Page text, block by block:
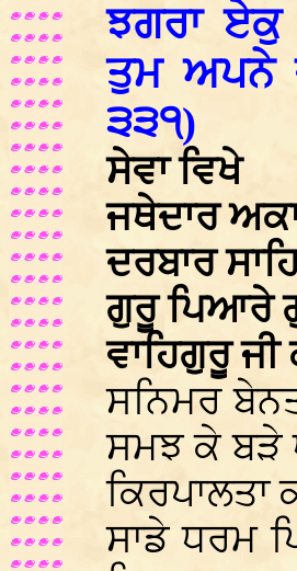
ਝਗਰਾ ਏਕੁ
ਤੁਮ ਅਪਨੇ
੩੩੧)
ਸੇਵਾ ਵਿਖੇ
ਜਥੇਦਾਰ
ਦਰਬਾਰ
ਗੁਰੂ ਪਿਆਰੇ
ਵਾਹਿਗੁਰੂ
ਸਨਿਮਰ
ਸਮਝ ਕੇ ਬੜੇ
ਕਿਰਪਾਲਤਾ
ਸਾਡੇ ਧਰਮ